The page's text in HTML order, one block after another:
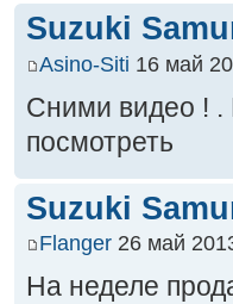
Suzuki
Asino-Siti 16 май
Сними видео ! .
посмотреть
Suzuki
Flanger 26 май
На неделе